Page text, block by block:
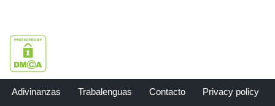
Adivinanzas Trabalenguas Contacto Privacy policy